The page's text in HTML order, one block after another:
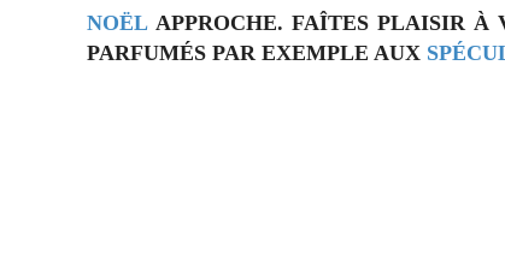
NOËL APPROCHE. FAÎTES PLAISIR À
PARFUMÉS PAR EXEMPLE AUX